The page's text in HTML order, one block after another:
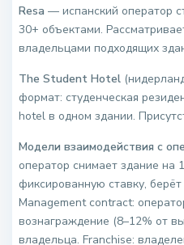
Resa — испанский оператор
30+ объектами.
владельцами подходящих
The Student Hotel
формат: студенческая
hotel в одном здании.
Модели взаимодействия с
оператор снимает здание на
фиксированную ставку,
Management contract:
вознаграждение (8–12% от
владельца. Franchise: